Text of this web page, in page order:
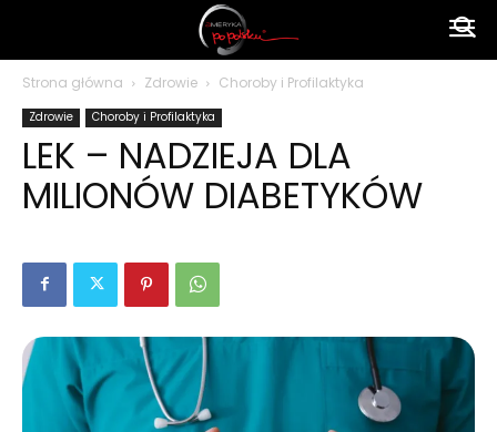
Strona główna Zdrowie Choroby i Profilaktyka
Zdrowie Choroby i Profilaktyka
LEK – NADZIEJA DLA
MILIONÓW DIABETYKÓW